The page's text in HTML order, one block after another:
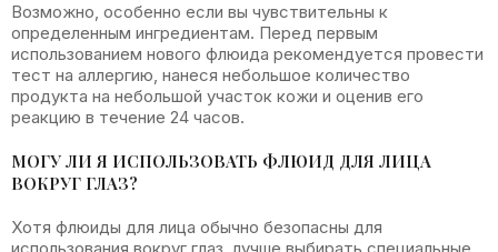
Возможно, особенно если вы чувствительны к
определенным ингредиентам. Перед первым
использованием нового флюида рекомендуется провести
тест на аллергию, нанеся небольшое количество
продукта на небольшой участок кожи и оценив его
реакцию в течение 24 часов.
МОГУ ЛИ Я ИСПОЛЬЗОВАТЬ ФЛЮИД ДЛЯ ЛИЦА
ВОКРУГ ГЛАЗ?
Хотя флюиды для лица обычно безопасны для